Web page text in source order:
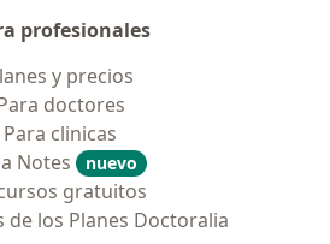
profesionales
y precios
doctores
Para clinicas
Notes
nuevo
gratuitos
de los Planes Doctoralia